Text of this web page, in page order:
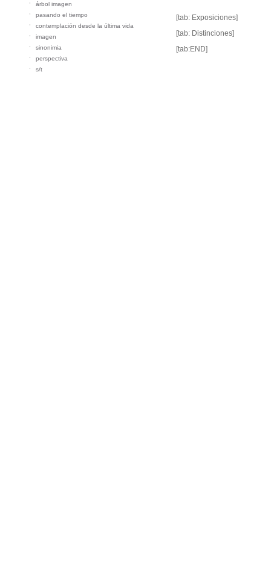
árbol imagen
pasando el tiempo
contemplación desde la última vida
imagen
sinonimia
perspectiva
s/t
[tab: Exposiciones]
[tab: Distinciones]
[tab:END]